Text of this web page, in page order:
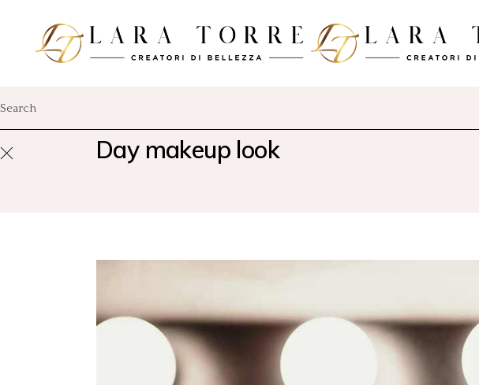
Day makeup look